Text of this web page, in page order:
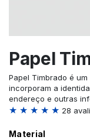
Papel
Papel Timbrado é
incorporam a
endereço e outras
★ ★ ★ ★ ★ 28
Material